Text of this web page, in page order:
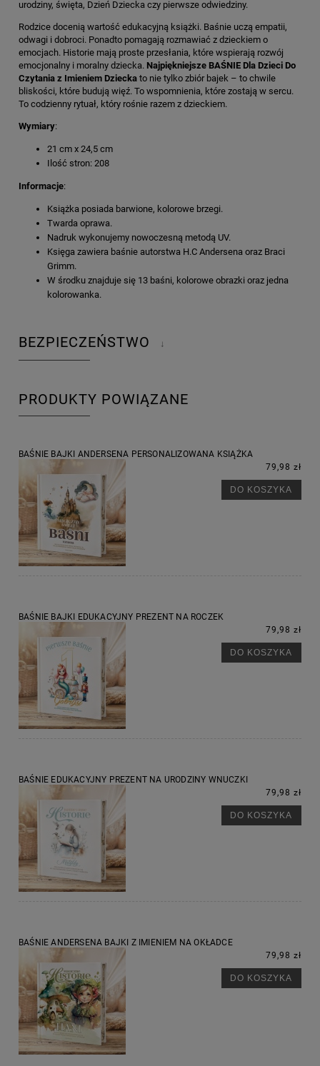
urodziny, święta, Dzień Dziecka czy pierwsze odwiedziny.
Rodzice docenią wartość edukacyjną książki. Baśnie uczą empatii,
odwagi i dobroci. Ponadto pomagają rozmawiać z dzieckiem o
emocjach. Historie mają proste przesłania, które wspierają rozwój
emocjonalny i moralny dziecka. Najpiękniejsze BAŚNIE Dla Dzieci Do
Czytania z Imieniem Dziecka to nie tylko zbiór bajek – to chwile
bliskości, które budują więź. To wspomnienia, które zostają w sercu.
To codzienny rytuał, który rośnie razem z dzieckiem.
Wymiary:
21 cm x 24,5 cm
Ilość stron: 208
Informacje:
Książka posiada barwione, kolorowe brzegi.
Twarda oprawa.
Nadruk wykonujemy nowoczesną metodą UV.
Księga zawiera baśnie autorstwa H.C Andersena oraz Braci
Grimm.
W środku znajduje się 13 baśni, kolorowe obrazki oraz jedna
kolorowanka.
BEZPIECZEŃSTWO ↓
PRODUKTY POWIĄZANE
BAŚNIE BAJKI ANDERSENA PERSONALIZOWANA KSIĄŻKA
79,98 zł
DO KOSZYKA
BAŚNIE BAJKI EDUKACYJNY PREZENT NA ROCZEK
79,98 zł
DO KOSZYKA
BAŚNIE EDUKACYJNY PREZENT NA URODZINY WNUCZKI
79,98 zł
DO KOSZYKA
BAŚNIE ANDERSENA BAJKI Z IMIENIEM NA OKŁADCE
79,98 zł
DO KOSZYKA